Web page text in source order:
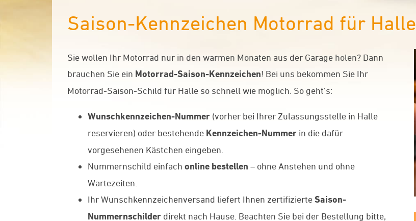
Saison-Kennzeichen Motorrad für Halle
Sie wollen Ihr Motorrad nur in den warmen Monaten aus der Garage holen? Dann
brauchen Sie ein Motorrad-Saison-Kennzeichen! Bei uns bekommen Sie Ihr
Motorrad-Saison-Schild für Halle so schnell wie möglich. So geht's:
Wunschkennzeichen-Nummer (vorher bei Ihrer Zulassungsstelle in Halle
reservieren) oder bestehende Kennzeichen-Nummer in die dafür
vorgesehenen Kästchen eingeben.
Nummernschild einfach online bestellen – ohne Anstehen und ohne
Wartezeiten.
Ihr Wunschkennzeichenversand liefert Ihnen zertifizierte Saison-
Nummernschilder direkt nach Hause. Beachten Sie bei der Bestellung bitte,